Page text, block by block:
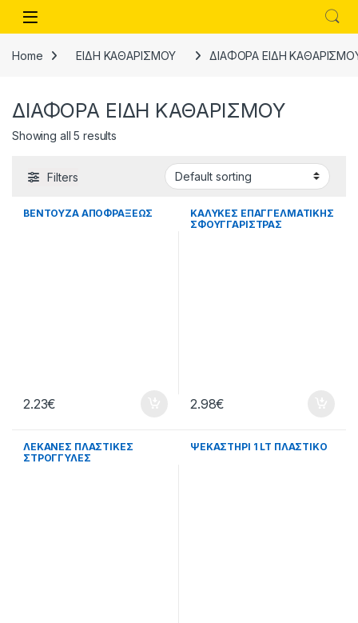
Skip to navigation
Skip to content
Open
Home ΕΙΔΗ ΚΑΘΑΡΙΣΜΟΥ ΔΙΑΦΟΡΑ ΕΙΔΗ
ΔΙΑΦΟΡΑ ΕΙΔΗ ΚΑΘΑΡΙΣΜΟΥ
Showing all 5 results
Filters
ΒΕΝΤΟΥΖΑ ΑΠΟΦΡΑΞΕΩΣ
2.23€
ΚΑΛΥΚΕΣ ΕΠΑΓΓΕΛΜΑΤΙΚΗΣ
ΣΦΟΥΓΓΑΡΙΣΤΡΑΣ
2.98€
ΛΕΚΑΝΕΣ ΠΛΑΣΤΙΚΕΣ
ΣΤΡΟΓΓΥΛΕΣ
ΨΕΚΑΣΤΗΡΙ 1 LT ΠΛΑΣΤΙΚΟ